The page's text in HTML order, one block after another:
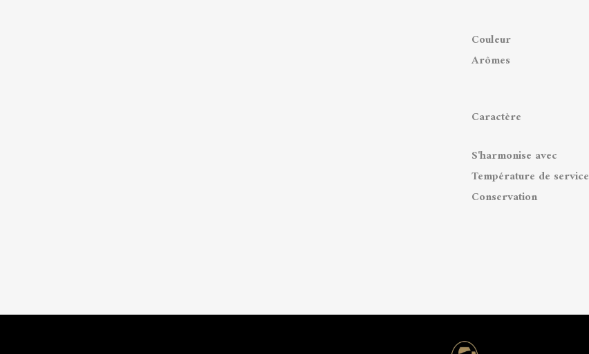
Couleur
Arômes
Caractère
S'harmonise avec
Température de service
Conservation